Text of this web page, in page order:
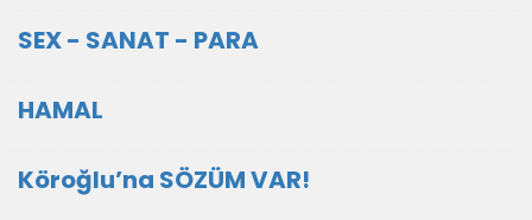
SEX - SANAT - PARA
HAMAL
Köroğlu’na SÖZÜM VAR!